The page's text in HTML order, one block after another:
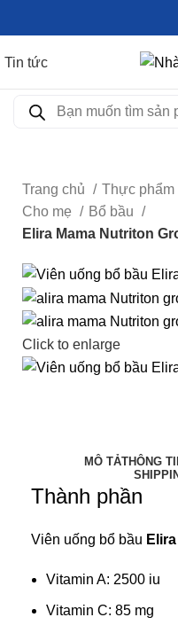
Tin tức
Trang chủ Thực phẩm
Cho mẹ
Bổ bầu
Elira Mama Nutriton
Click to enlarge
MÔ TẢTHÔNG
Thành phần
Viên uống bổ bầu
Vitamin A: 2500 iu
Vitamin C: 85 mg